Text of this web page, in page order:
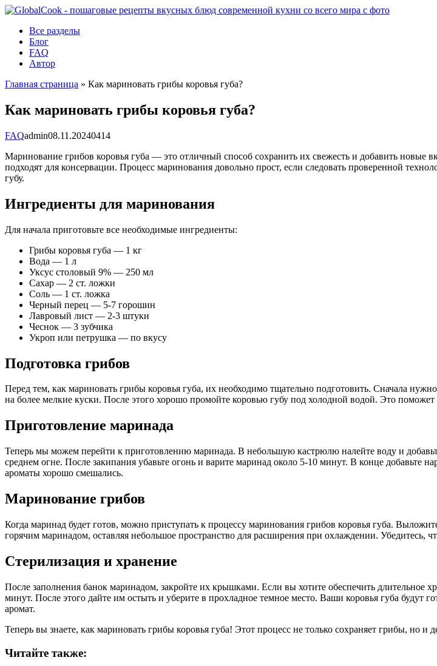
Перейти
контентуВсе разделы
Блог
FAQ
Автор
Главная страница » Как мариновать грибы коровья губа?
Как мариновать грибы коровья губа?
FAQadmin08.11.20240414
Маринование грибов коровья губа — это отличный способ сохранить их свежесть и добавить
подходят для консервации. Процесс маринования довольно прост, если следовать проверенной
губу.
Ингредиенты для маринования
Для начала приготовьте все необходимые ингредиенты:
Грибы коровья губа — 1 кг
Вода — 1 л
Уксус столовый 9% — 250 мл
Сахар — 2 ст. ложки
Соль — 1 ст. ложка
Черный перец — 5-7 горошин
Лавровый лист — 2-3 штуки
Чеснок — 3 зубчика
Укроп или петрушка — по вкусу
Подготовка грибов
Перед тем, как мариновать грибы коровья губа, их необходимо тщательно подготовить. Сначала
на более мелкие куски. После этого хорошо промойте коровью губу под холодной водой. Это
Приготовление маринада
Теперь мы можем перейти к приготовлению маринада. В небольшую кастрюлю налейте воду и
среднем огне. После закипания убавьте огонь и варите маринад около 5-10 минут. В конце добавьте
ароматы хорошо смешались.
Маринование грибов
Когда маринад будет готов, можно приступать к процессу маринования грибов коровья губа.
горячим маринадом, оставляя небольшое пространство для расширения при охлаждении. Убедитесь,
Стерилизация и хранение
После заполнения банок маринадом, закройте их крышками. Если вы хотите обеспечить длительное
минут. После этого дайте им остыть и уберите в прохладное темное место. Ваши коровья губа
аромат.
Теперь вы знаете, как мариновать грибы коровья губа! Этот процесс не только сохраняет грибы,
Читайте также: